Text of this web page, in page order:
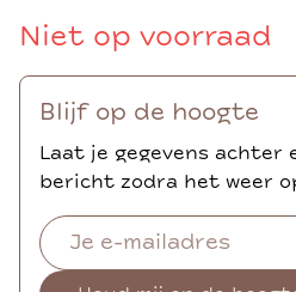
Niet op voorraad
Blijf op de hoogte
Laat je gegevens achter
bericht zodra het weer